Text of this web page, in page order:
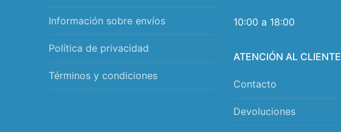
Información sobre envíos
Política de privacidad
Términos y condiciones
10:00 a 18:00
ATENCIÓN AL CLIENTE
Contacto
Devoluciones